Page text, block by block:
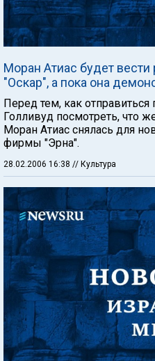
Моран Атиас будет
"Оскар", а пока она
Перед тем, как
Голливуд посмотреть, что
Моран Атиас снялась для
фирмы "Эрна".
28.02.2006 16:38 // Культура